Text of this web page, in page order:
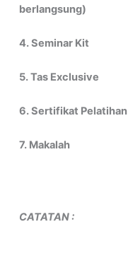
berlangsung)
4. Seminar Kit
5. Tas Exclusive
6. Sertifikat Pelatihan
7. Makalah
CATATAN :